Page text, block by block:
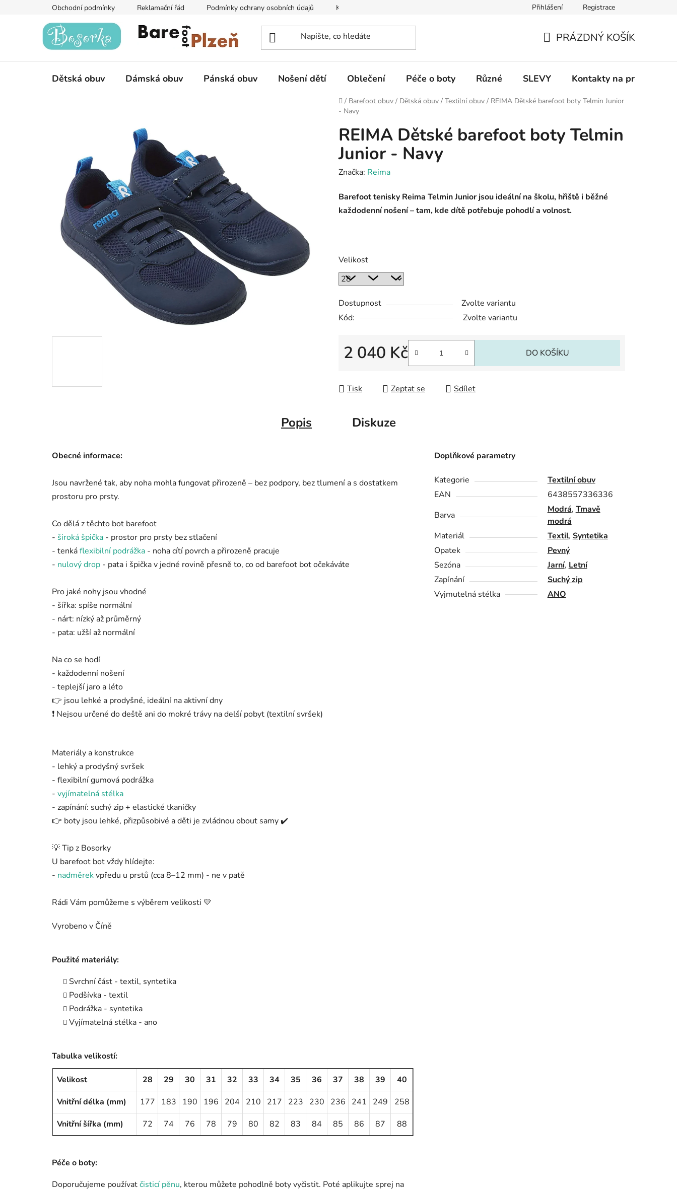
Obchodní podmínky Reklamační řád Podmínky ochrany osobních údajů Kontakty na prodejny Informace k on-line platbám Odstoupení od
Přihlášení Registrace
KOŠÍK
PRÁZDNÝ KOŠÍK
Dětská obuv Dámská obuv Pánská obuv Nošení dětí Oblečení Péče o boty Různé SLEVY Kontakty na prodejny
Domů
/ Barefoot obuv / Dětská obuv / Textilní obuv / REIMA Dětské barefoot boty Telmin Junior
- Navy
REIMA Dětské barefoot boty Telmin
Junior - Navy
Značka: Reima
Barefoot tenisky Reima Telmin Junior jsou ideální na školu, hřiště i běžné
každodenní nošení – tam, kde dítě potřebuje pohodlí a volnost.
Velikost
Dostupnost
Zvolte variantu
Kód:
Zvolte variantu
2 040 Kč DO KOŠÍKU
Tisk Zeptat se Sdílet
Popis Diskuze
Obecné informace:
Jsou navržené tak, aby noha mohla fungovat přirozeně – bez podpory, bez tlumení a s dostatkem
prostoru pro prsty.
Co dělá z těchto bot barefoot
- široká špička - prostor pro prsty bez stlačení
- tenkáflexibilní podrážka - noha cítí povrch a přirozeně pracuje
- nulový drop - pata i špička v jedné rovině přesně to, co od barefoot bot očekáváte
Pro jaké nohy jsou vhodné
- šířka: spíše normální
- nárt: nízký až průměrný
- pata: užší až normální
Na co se hodí
- každodenní nošení
- teplejší jaro a léto
👉 jsou lehké a prodyšné, ideální na aktivní dny
❗ Nejsou určené do deště ani do mokré trávy na delší pobyt (textilní svršek)
Materiály a konstrukce
- lehký a prodyšný svršek
- flexibilní gumová podrážka
- vyjímatelná stélka
- zapínání: suchý zip + elastické tkaničky
👉 boty jsou lehké, přizpůsobivé a děti je zvládnou obout samy ✔️
💡 Tip z Bosorky
U barefoot bot vždy hlídejte:
- nadměrekvpředu u prstů (cca 8–12 mm) - ne v patě
Rádi Vám pomůžeme s výběrem velikosti 💛
Vyrobeno v Číně
Použité materiály:
Svrchní část - textil, syntetika
Podšívka - textil
Podrážka - syntetika
Vyjímatelná stélka - ano
Tabulka velikostí:
Velikost 28 29 30 31 32 33 34 35 36 37 38 39
40
Vnitřní délka (mm)
177 183 190 196 204 210 217 223 230 236 241 249
258
Vnitřní šířka (mm)
72 74 76 78 79 80 82 83 84 85 86 87 88
Péče o boty:
Doporučujeme používatčisticí pěnu, kterou můžete pohodlně boty vyčistit. Poté aplikujte sprej na
Doplňkové parametry
Kategorie
Textilní obuv
EAN
6438557336336
Barva
Modrá, Tmavě
modrá
Materiál
Textil, Syntetika
Opatek
Pevný
Sezóna
Jarní, Letní
Zapínání
Suchý zip
Vyjmutelná stélka
ANO